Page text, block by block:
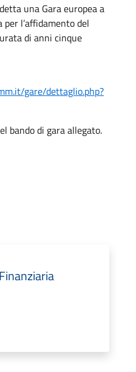
una Gara europea a
l’affidamento del
di anni cinque
gare/dettaglio.php?
bando di gara allegato.